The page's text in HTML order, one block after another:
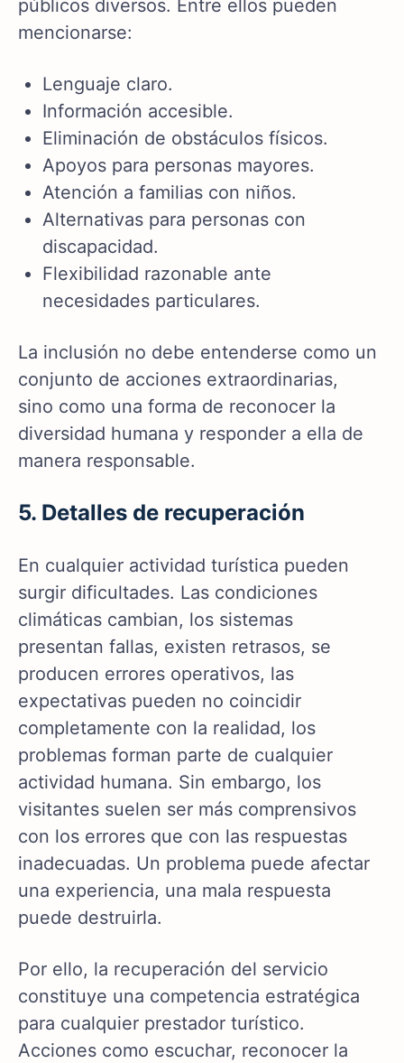
públicos diversos. Entre ellos pueden
mencionarse:
Lenguaje claro.
Información accesible.
Eliminación de obstáculos físicos.
Apoyos para personas mayores.
Atención a familias con niños.
Alternativas para personas con
discapacidad.
Flexibilidad razonable ante
necesidades particulares.
La inclusión no debe entenderse como un
conjunto de acciones extraordinarias,
sino como una forma de reconocer la
diversidad humana y responder a ella de
manera responsable.
5. Detalles de recuperación
En cualquier actividad turística pueden
surgir dificultades. Las condiciones
climáticas cambian, los sistemas
presentan fallas, existen retrasos, se
producen errores operativos, las
expectativas pueden no coincidir
completamente con la realidad, los
problemas forman parte de cualquier
actividad humana. Sin embargo, los
visitantes suelen ser más comprensivos
con los errores que con las respuestas
inadecuadas. Un problema puede afectar
una experiencia, una mala respuesta
puede destruirla.
Por ello, la recuperación del servicio
constituye una competencia estratégica
para cualquier prestador turístico.
Acciones como escuchar, reconocer la